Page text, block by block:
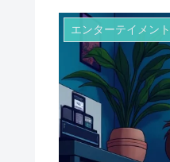
エンターテイメント